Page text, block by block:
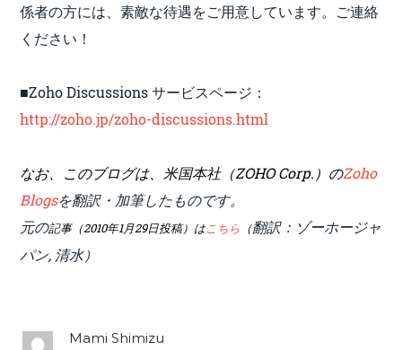
係者の方には、素敵な待遇をご用意しています。ご連絡
ください！
■Zoho Discussions サービスページ：
http://zoho.jp/zoho-discussions.html
なお、 このブログは、米国本社（ZOHO Corp.）のZoho
Blogsを翻訳・加筆したものです。
元の記事（2010年1月29日投稿）はこちら （翻訳：ゾーホージャ
パン, 清水）
Mami Shimizu